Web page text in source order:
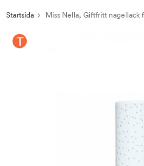
Startsida Miss Nella, Giftfritt nagellack